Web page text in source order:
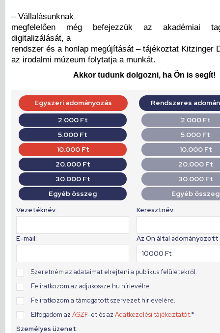
– Vállalásunknak
megfelelően még befejezzük az akadémiai
digitalizálását, a
rendszer és a honlap megújítását – tájékoztat Kitzinger
az irodalmi múzeum folytatja a munkát.
Akkor tudunk dolgozni, ha Ön is segít!